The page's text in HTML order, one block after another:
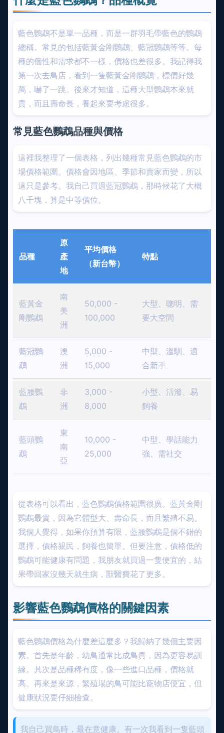
藍色鸚鵡不是單一品種，而是一群羽毛帶藍色的鸚鵡
總稱。常見的包括藍黃金剛鸚鵡、藍冠鸚鵡等等。每
種的個性和需求都不一樣，價格也差很多。我記得我
第一次去鳥店，看到一隻藍黃金剛鸚鵡，標價好幾
萬，嚇了一跳。後來才知道，這種大型鸚鵡本來就
貴，而且壽命長，養起來要考慮很多。
常見藍色鸚鵡品種與價格
這裡我整理了一個表格，列出幾種常見藍色鸚鵡的市
場價格範圍。價格會因地區、季節和賣家而變，所以
這只是參考。我自己買過藍冠鸚鵡，那時候花了大概
八千塊，算是中等價位。
品種
原
產
地
平均價格
（新台幣）
特點
藍黃金
剛鸚鵡
南
美
洲
50,000 -
100,000
大型、聰明、需
要大空間
藍冠鸚
鵡
澳
洲
5,000 -
15,000
中型、溫馴、適
合新手
藍腰鸚
鵡
非
洲
3,000 -
8,000
小型、活潑、易
飼養
藍頭鸚
鵡
東
南
亞
10,000 -
25,000
中型、學話能力
強、需社交
從表格可以看出，藍色鸚鵡價格範圍很廣。藍黃金剛
鸚鵡最貴，因為它體型大、壽命長，而且繁殖不易。
我個人覺得，如果你預算有限，藍腰鸚鵡是個不錯的
選擇，價格親民，飼養也簡單。但要注意，價格低的
鸚鵡可能健康有問題，我朋友就買過一隻便宜的，結
果帶回家沒幾天就生病，獸醫費花了更多。
影響藍色鸚鵡價格的關鍵因素
藍色鸚鵡價格為什麼差這麼多？我歸納了幾個主要因
素。首先是年齡，幼鳥通常比成鳥貴，因為更容易訓
練。其次是品種稀有度，像一些進口品種，價格就
高。再來是來源，繁殖場的鳥可能比寵物店便宜，但
健康狀況要仔細檢查。
我自己買鳥時，最在意健康。有一次我看到一隻藍頭